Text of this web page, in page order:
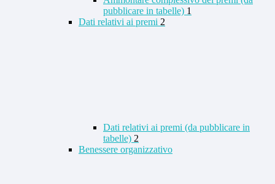
pubblicare in tabelle) 1
Dati relativi ai premi 2
Dati relativi ai premi (da pubblicare in
tabelle) 2
Benessere organizzativo